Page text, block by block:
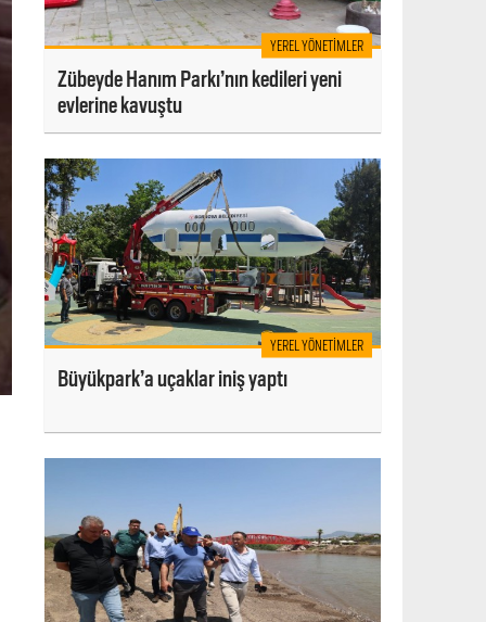
YEREL YÖNETIMLER
Zübeyde Hanım Parkı’nın kedileri yeni
evlerine kavuştu
YEREL YÖNETIMLER
Büyükpark’a uçaklar iniş yaptı